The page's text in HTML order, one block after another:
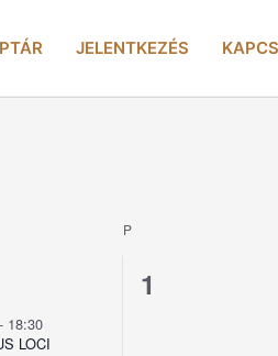
JELENTKEZÉS
P
- 18:30
LOCI
0
1